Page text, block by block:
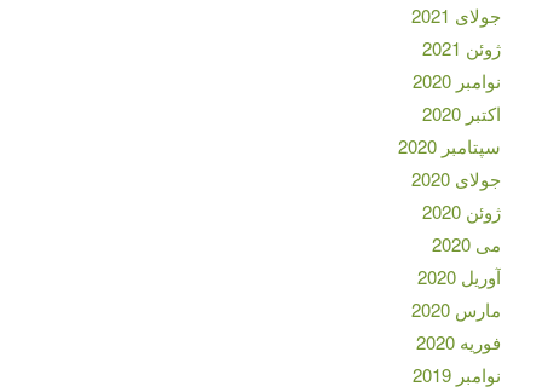
جولای 2021
ژوئن 2021
نوامبر 2020
اکتبر 2020
سپتامبر 2020
جولای 2020
ژوئن 2020
می 2020
آوریل 2020
مارس 2020
فوریه 2020
نوامبر 2019